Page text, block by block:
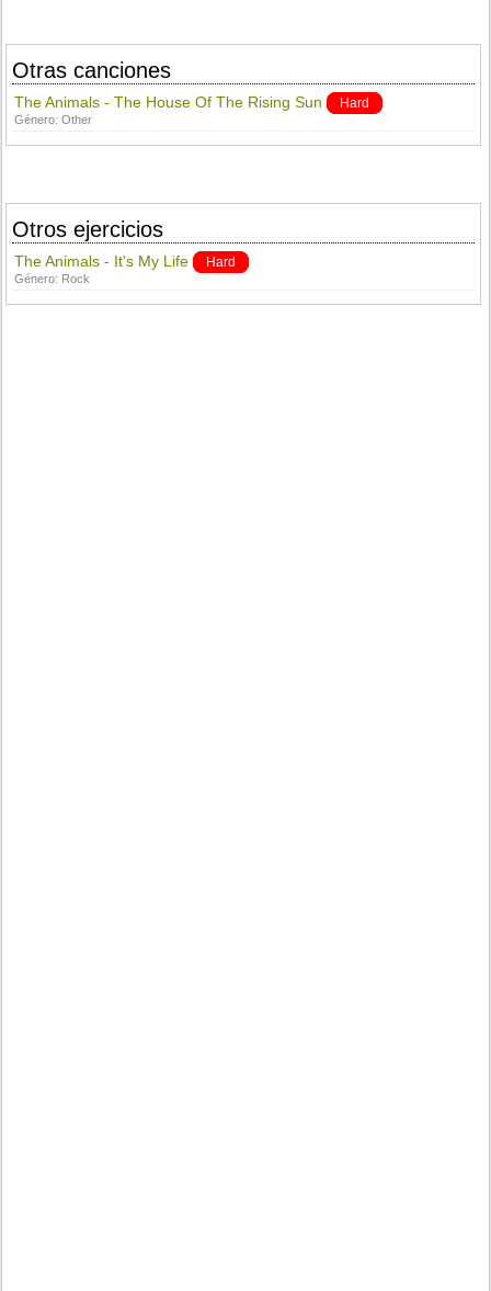
Otras canciones
The Animals - The House Of The Rising Sun Hard
Género:Other
Otros ejercicios
The Animals - It's My Life Hard
Género: Rock